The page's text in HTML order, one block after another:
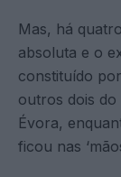
Mas, há
absoluta e o
constituído
outros dois do
Évora,
ficou nas